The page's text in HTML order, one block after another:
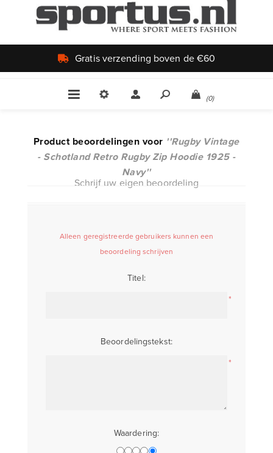
Gratis verzending boven de €60
(0)
Product beoordelingen voor
Rugby Vintage
- Schotland Retro Rugby Zip Hoodie 1925 -
Navy
Schrijf uw eigen beoordeling
Alleen geregistreerde gebruikers kunnen een
beoordeling schrijven
Titel:
*
Beoordelingstekst:
*
Waardering: